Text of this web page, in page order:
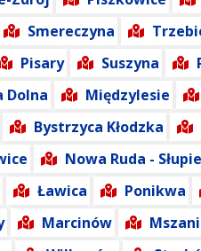
Smereczyna
Pisary Suszyna
Dolna Międzylesie
Bystrzyca Kłodzka
Nowa Ruda -
Ławica Ponikwa
Marcinów